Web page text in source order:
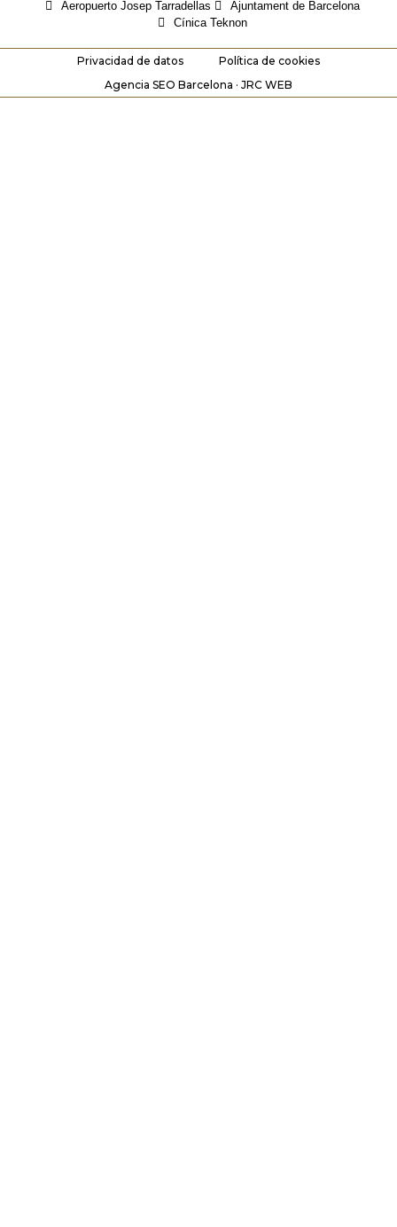
Aeropuerto Josep Tarradellas
Ajuntament de Barcelona
Cínica Teknon
Privacidad de datos
Política de cookies
Agencia SEO Barcelona · JRC WEB